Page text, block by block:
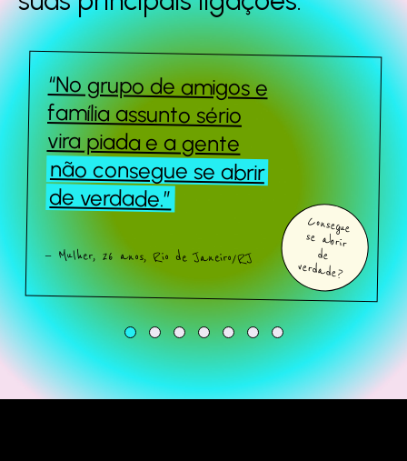
Queridos Estranhos
Sobre o estudo
Quem somos
Fale com a gente
Baixe o estudo
“No grupo de amigos e
família assunto sério
vira piada e a gente
não consegue se abrir
de verdade.”
— Mulher, 26 anos, Rio de Janeiro/RJ
Consegue
se abrir
de
verdade?